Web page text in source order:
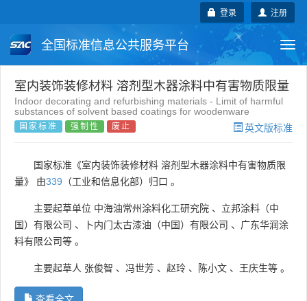
注册
登录
全国标准信息公共服务平台
国家标准 行业标准 地方标准
团体标准 企业标准 国际标准
室内装饰装修材料 溶剂型木器涂料中有害物质限量
Indoor decorating and refurbishing materials - Limit of harmful
substances of solvent based coatings for woodenware
国家标准 强制性 废止 英文版标准
国家标准《室内装饰装修材料 溶剂型木器涂料中有害物质限
量》 由339 （工业和信息化部）归口 。
主要起草单位 中海油常州涂料化工研究院 、 立邦涂料（中
国）有限公司 、 卜内门太古漆油（中国）有限公司 、 广东华润涂
料有限公司等 。
主要起草人 张俊智 、 冯世芳 、 赵玲 、 陈小文 、 王庆生等 。
查看全文